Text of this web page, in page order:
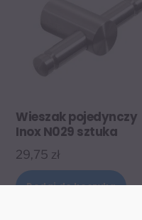
Wieszak pojedynczy
Inox N029 sztuka
29,75 zł
Dodaj do koszyka